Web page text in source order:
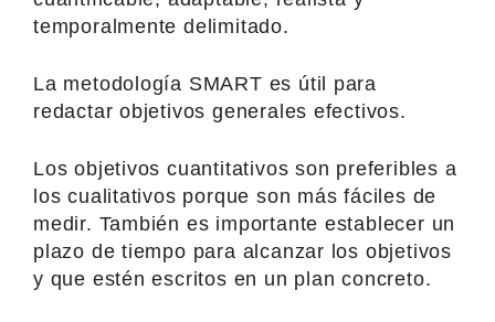
temporalmente delimitado.
La metodología SMART es útil para
redactar objetivos generales efectivos.
Los objetivos cuantitativos son preferibles a
los cualitativos porque son más fáciles de
medir. También es importante establecer un
plazo de tiempo para alcanzar los objetivos
y que estén escritos en un plan concreto.